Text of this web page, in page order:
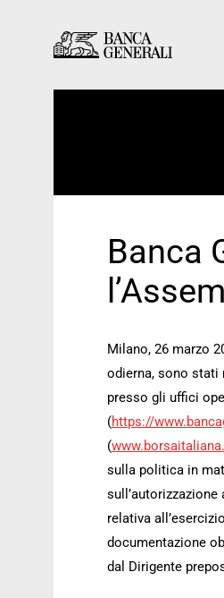
Banca
Milano, 26 marzo
odierna, sono stati
presso gli uffici
(https://
(
sulla politica in
relativa
documentazione
dal Dirigente